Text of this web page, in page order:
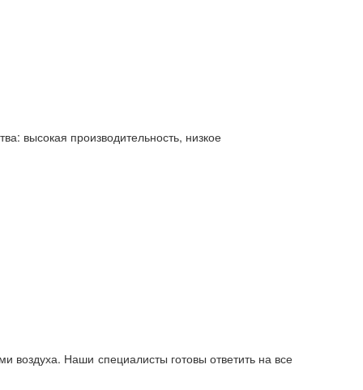
высокая производительность, низкое
Наши специалисты готовы ответить на все